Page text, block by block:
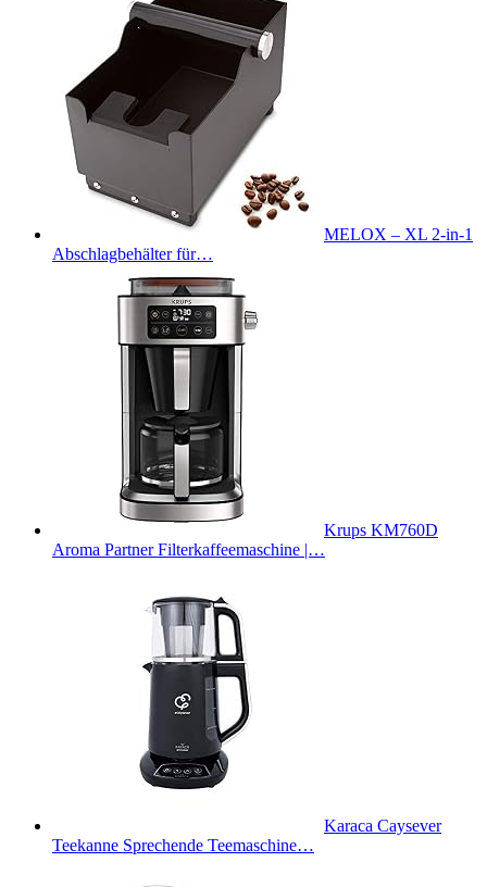
MELOX – XL 2-in-1
Abschlagbehälter für…
Krups KM760D
Aroma Partner Filterkaffeemaschine |…
Karaca Caysever
Teekanne Sprechende Teemaschine…